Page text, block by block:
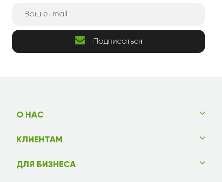
Подписаться
О НАС
КЛИЕНТАМ
ДЛЯ БИЗНЕСА